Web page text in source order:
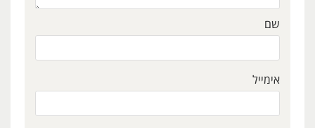
שם
אימייל